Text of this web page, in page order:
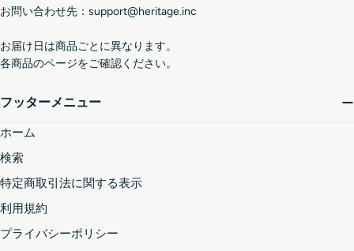
お問い合わせ先：support@heritage.inc
お届け日は商品ごとに異なります。
各商品のページをご確認ください。
フッターメニュー
ホーム
検索
特定商取引法に関する表示
利用規約
プライバシーポリシー